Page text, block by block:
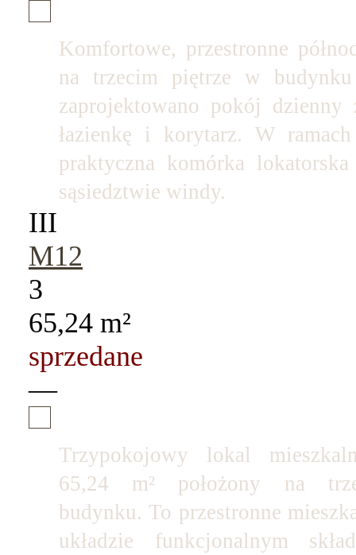
Komfortowe, przestronne
na trzecim piętrze w budynku
zaprojektowano pokój
łazienkę i korytarz. W
praktyczna komórka
sąsiedztwie windy.
III
M12
3
65,24 m²
sprzedane
—
Trzypokojowy lokal
65,24 m² położony na
budynku. To przestronne
układzie funkcjonalnym